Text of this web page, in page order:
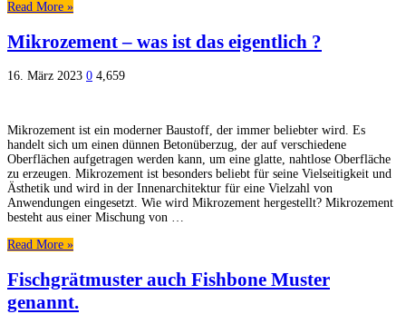
Read More »
Mikrozement – was ist das eigentlich ?
16. März 2023 0 4,659
Mikrozement ist ein moderner Baustoff, der immer beliebter wird. Es
handelt sich um einen dünnen Betonüberzug, der auf verschiedene
Oberflächen aufgetragen werden kann, um eine glatte, nahtlose Oberfläche
zu erzeugen. Mikrozement ist besonders beliebt für seine Vielseitigkeit und
Ästhetik und wird in der Innenarchitektur für eine Vielzahl von
Anwendungen eingesetzt. Wie wird Mikrozement hergestellt? Mikrozement
besteht aus einer Mischung von …
Read More »
Fischgrätmuster auch Fishbone Muster
genannt.